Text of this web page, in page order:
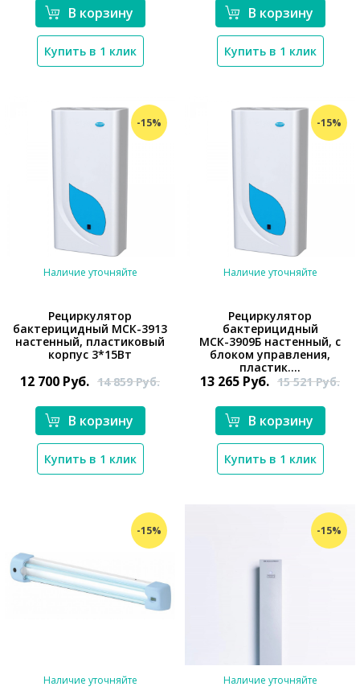
В корзину
Купить в 1 клик
В корзину
Купить в 1 клик
-15%
*}
Наличие уточняйте
Рециркулятор
бактерицидный МСК-3913
настенный, пластиковый
корпус 3*15Вт
12 700 Руб. 14 859Руб.
В корзину
Купить в 1 клик
-15%
*}
Наличие уточняйте
Рециркулятор
бактерицидный
МСК-3909Б настенный, с
блоком управления,
пластик....
13 265 Руб. 15 521Руб.
В корзину
Купить в 1 клик
-15%
Наличие уточняйте
-15%
Наличие уточняйте